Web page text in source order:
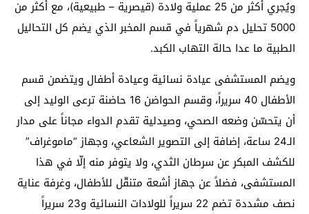
ويُجري أكثر من 25 عملية ولادة (قيصرية – طبيعية)، مع أكثر من
5000 تحليل دم شهرياً في قسم المخبر الذي يضم كل التحاليل
الطبية ما عدا حالة التهاب الكبد.
ويضم المستشفى عيادة نسائية وعيادة أطفال ويتضمن قسم
الأطفال 40 سريراً، وقسم الحواضن 16 حاضنة ترعى الوليد إلى
أن يتحسّن وضعه الصحي، وصيدلية تقدم الدواء مجاناً على مدار
الـ24 ساعة، إضافة إلى التصوير الشعاعي، وجهاز “ماموغراف”
للكشف المبكر عن سرطان الثدي، ولا يتوفر منه إلّا في هذا
المستشفى، فضلاً عن جهاز أشعة متنقّل للأطفال، وغرفة عناية
نصف مشددة تضم 22 سريراً للولادات النسائية و23 سريراً